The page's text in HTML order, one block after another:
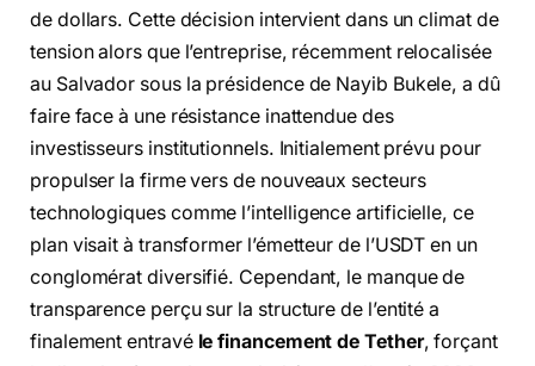
de dollars. Cette décision intervient dans un climat de
tension alors que l’entreprise, récemment relocalisée
au Salvador sous la présidence de Nayib Bukele, a dû
faire face à une résistance inattendue des
investisseurs institutionnels. Initialement prévu pour
propulser la firme vers de nouveaux secteurs
technologiques comme l’intelligence artificielle, ce
plan visait à transformer l’émetteur de l’USDT en un
conglomérat diversifié. Cependant, le manque de
transparence perçu sur la structure de l’entité a
finalement entravé le financement de Tether, forçant